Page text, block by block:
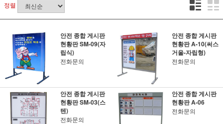
정렬
안전 종합 게시판
현황판 SM-09(자
립식)
전화문의
안전 종합 게시판
현황판 A-10(써스
거울-자립형)
전화문의
안전 종합 게시판
현황판 SM-03(스
텐)
전화문의
안전 종합 게시판
현황판 A-06
전화문의